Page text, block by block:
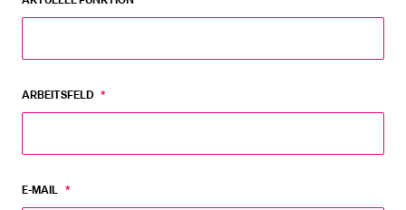
ARBEITSFELD *
E-MAIL *
Vorlesungsverzeichnis
Bibliothek